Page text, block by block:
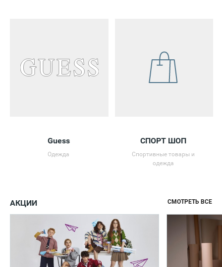
Guess
Одежда
СПОРТ ШОП
Спортивные товары и
одежда
АКЦИИ СМОТРЕТЬ ВСЕ